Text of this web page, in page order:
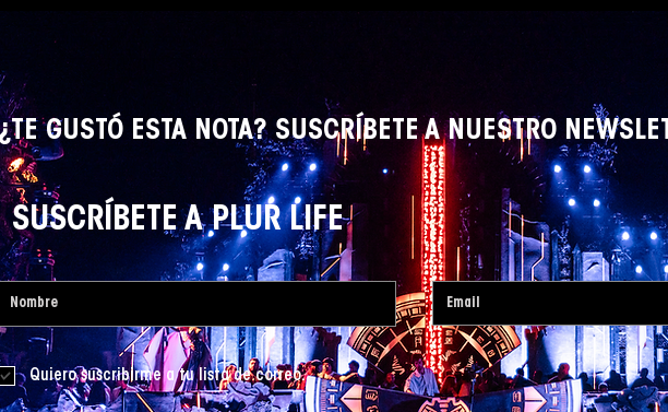
GUSTÓ ESTA NOTA? SUSCRÍBETE A NUESTRO
SUSCRÍBETE A PLUR LIFE
Quiero suscribirme a tu lista de correo.